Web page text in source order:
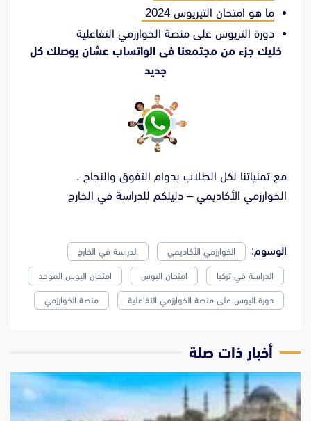
ما هو امتحان التيريوس 2024
دورة التريوس على منصة الخوارزمي التفاعلية
خليك جزء من مجتمعنا فى الواتساب عشان يوصلك كل
جديد
مع تمنياتنا لكل الطلاب بدوام التفوق والنجاح .
الخوارزمي الأكاديمي – دليلكم للدراسة في الخارج
الوسوم: الخوارزمي الأكاديمي الدراسة في الخارج
الدراسة في تركيا امتحان اليوس امتحان اليوس الموحد
دورة اليوس على منصة الخوارزمي التفاعلية منصة الخوارزمي
‫أخبار ذات صلة